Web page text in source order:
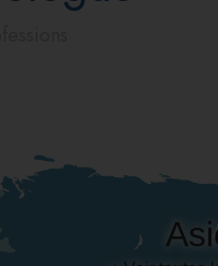
L’organisation